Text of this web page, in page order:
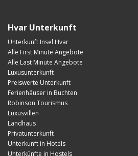
Hvar Unterkunft
Unterkunft Insel Hvar
Alle First Minute Angebote
Alle Last Minute Angebote
Luxusunterkunft
Preiswerte Unterkunft
Ferienhäuser in Buchten
Robinson Tourismus
Luxusvillen
Landhaus
Privatunterkunft
Unterkunft in Hotels
Unterkünfte in Hostels